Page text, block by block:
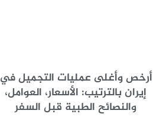
أرخص وأغلى عمليات التجميل في
إيران بالترتيب: الأسعار، العوامل،
والنصائح الطبية قبل السفر